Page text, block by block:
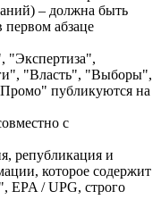
– должна быть
первом абзаце
"Экспертиза",
"Власть", "Выборы",
публикуются на
с
републикация и
которое содержит
EPA / UPG, строго